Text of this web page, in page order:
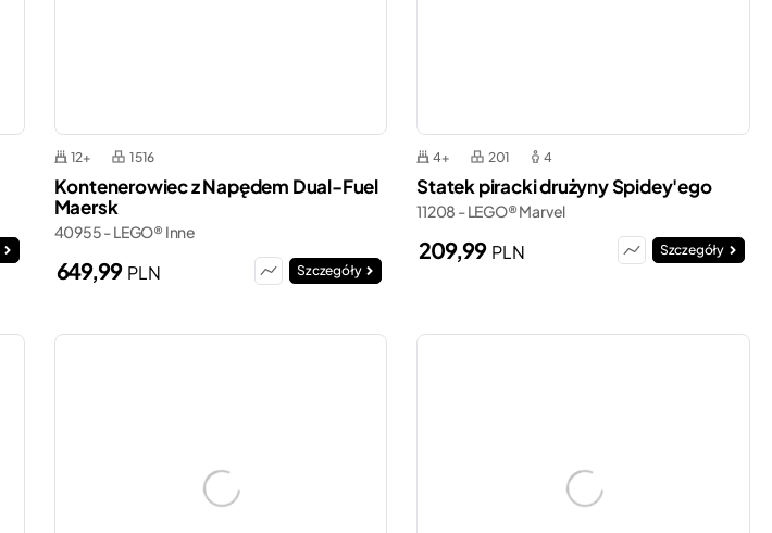
12+ 1516
Kontenerowiec z Napędem Dual-Fuel
Maersk
40955 - LEGO® Inne
649,99 PLN Szczegóły
4+ 201 4
Statek piracki drużyny Spidey'ego
11208 - LEGO® Marvel
209,99 PLN Szczegóły